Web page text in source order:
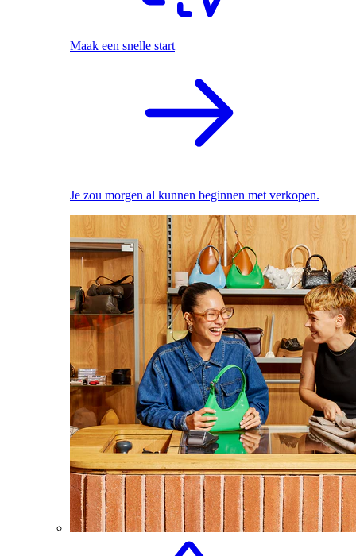
Maak een snelle start
Je zou morgen al kunnen beginnen met verkopen.